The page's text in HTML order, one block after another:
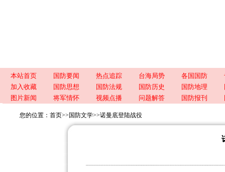
本站首页 国防要闻 热点追踪 台海局势 各国国防
加入收藏
国防思想 国防法规 国防历史 国防地理
图片新闻
将军情怀 视频点播 问题解答 国防报刊
您的位置： 首页>> 国防文学>>诺曼底登陆战役